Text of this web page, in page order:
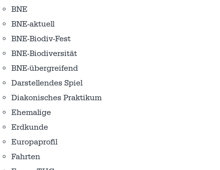
BNE
BNE-aktuell
BNE-Biodiv-Fest
BNE-Biodiversität
BNE-übergreifend
Darstellendes Spiel
Diakonisches Praktikum
Ehemalige
Erdkunde
Europaprofil
Fahrten